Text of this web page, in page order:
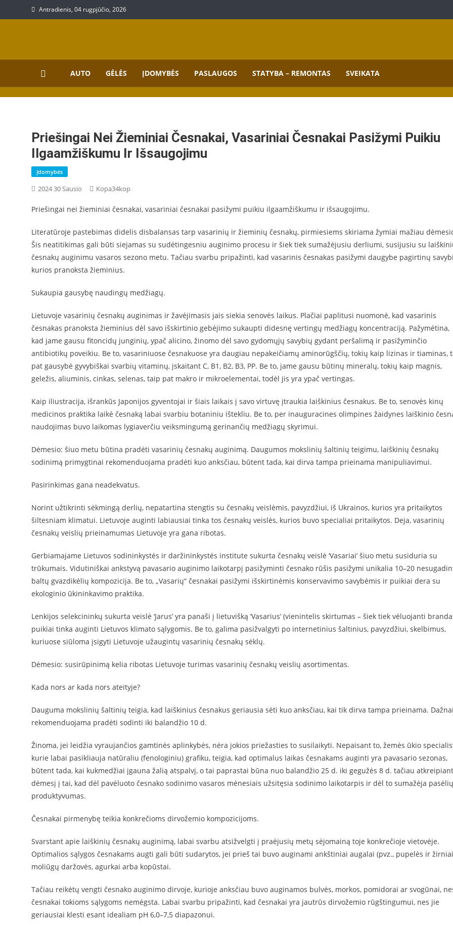
to
Antradienis, 04 rugpjūčio, 2026
AUTO GĖLĖS ĮDOMYBĖS PASLAUGOS STATYBA – REMONTAS SVEIKATA
Priešingai Nei Žieminiai Česnakai, Vasariniai Česnakai Pasižymi Puikiu
Ilgaamžiškumu Ir Išsaugojimu
Įdomybės
2024 30 Sausio Kopa34kop
Priešingai nei žieminiai česnakai, vasariniai česnakai pasižymi puikiu ilgaamžiškumu ir išsaugojimu.
Literatūroje pastebimas didelis disbalansas tarp vasarinių ir žieminių česnakų, pirmiesiems skiriama žymiai mažiau
Šis neatitikimas gali būti siejamas su sudėtingesniu auginimo procesu ir šiek tiek sumažėjusiu derliumi, susijusiu su
česnakų auginimu vasaros sezono metu. Tačiau svarbu pripažinti, kad vasarinis česnakas pasižymi daugybe pagirtinų
kurios pranoksta žieminius.
Sukaupia gausybę naudingų medžiagų.
Lietuvoje vasarinių česnakų auginimas ir žavėjimasis jais siekia senovės laikus. Plačiai paplitusi nuomonė, kad vasarinis
česnakas pranoksta žieminius dėl savo išskirtinio gebėjimo sukaupti didesnę vertingų medžiagų koncentraciją. Pažymėtina,
kad jame gausu fitoncidų junginių, ypač alicino, žinomo dėl savo gydomųjų savybių gydant peršalimą ir pasižyminčio
antibiotikų poveikiu. Be to, vasariniuose česnakuose yra daugiau nepakeičiamų aminorūgščių, tokių kaip lizinas ir tiaminas,
pat gausybė gyvybiškai svarbių vitaminų, įskaitant C, B1, B2, B3, PP. Be to, jame gausu būtinų mineralų, tokių kaip magnis,
geležis, aliuminis, cinkas, selenas, taip pat makro ir mikroelementai, todėl jis yra ypač vertingas.
Kaip iliustracija, išrankūs Japonijos gyventojai ir šiais laikais į savo virtuvę įtraukia laiškinius česnakus. Be to, senovės kinų
medicinos praktika laikė česnaką labai svarbiu botaniniu ištekliu. Be to, per inauguracines olimpines žaidynes laiškinio
naudojimas buvo laikomas lygiaverčiu veiksmingumą gerinančių medžiagų skyrimui.
Dėmesio: šiuo metu būtina pradėti vasarinių česnakų auginimą. Daugumos mokslinių šaltinių teigimu, laiškinių česnakų
sodinimą primygtinai rekomenduojama pradėti kuo anksčiau, būtent tada, kai dirva tampa prieinama manipuliavimui.
Pasirinkimas gana neadekvatus.
Norint užtikrinti sėkmingą derlių, nepatartina stengtis su česnakų veislėmis, pavyzdžiui, iš Ukrainos, kurios yra pritaikytos
šiltesniam klimatui. Lietuvoje auginti labiausiai tinka tos česnakų veislės, kurios buvo specialiai pritaikytos. Deja, vasarinių
česnakų veislių prieinamumas Lietuvoje yra gana ribotas.
Gerbiamajame Lietuvos sodininkystės ir daržininkystės institute sukurta česnakų veislė ‘Vasariai’ šiuo metu susiduria su
trūkumais. Vidutiniškai ankstyvą pavasario auginimo laikotarpį pasižyminti česnako rūšis pasižymi unikalia 10–20
baltų gvazdikėlių kompozicija. Be to, „Vasarių“ česnakai pasižymi išskirtinėmis konservavimo savybėmis ir puikiai dera su
ekologinio ūkininkavimo praktika.
Lenkijos selekcininkų sukurta veislė ‘Jarus’ yra panaši į lietuvišką ‘Vasarius’ (vienintelis skirtumas – šiek tiek vėluojanti
puikiai tinka auginti Lietuvos klimato sąlygomis. Be to, galima pasižvalgyti po internetinius šaltinius, pavyzdžiui, skelbimus,
kuriuose siūloma įsigyti Lietuvoje užaugintų vasarinių česnakų sėklų.
Dėmesio: susirūpinimą kelia ribotas Lietuvoje turimas vasarinių česnakų veislių asortimentas.
Kada nors ar kada nors ateityje?
Dauguma mokslinių šaltinių teigia, kad laiškinius česnakus geriausia sėti kuo anksčiau, kai tik dirva tampa prieinama. Dažnai
rekomenduojama pradėti sodinti iki balandžio 10 d.
Žinoma, jei leidžia vyraujančios gamtinės aplinkybės, nėra jokios priežasties to susilaikyti. Nepaisant to, žemės ūkio
kurie labai pasikliauja natūraliu (fenologiniu) grafiku, teigia, kad optimalus laikas česnakams auginti yra pavasario sezonas,
būtent tada, kai kukmedžiai įgauna žalią atspalvį, o tai paprastai būna nuo balandžio 25 d. iki gegužės 8 d. tačiau atkreipiant
dėmesį į tai, kad dėl pavėluoto česnako sodinimo vasaros mėnesiais užsitęsia sodinimo laikotarpis ir dėl to sumažėja pasėlių
produktyvumas.
Česnakai pirmenybę teikia konkrečioms dirvožemio kompozicijoms.
Svarstant apie laiškinių česnakų auginimą, labai svarbu atsižvelgti į praėjusių metų sėjomainą toje konkrečioje vietovėje.
Optimalios sąlygos česnakams augti gali būti sudarytos, jei prieš tai buvo auginami ankštiniai augalai (pvz., pupelės ir
moliūgų daržovės, agurkai arba kopūstai.
Tačiau reikėtų vengti česnako auginimo dirvoje, kurioje anksčiau buvo auginamos bulvės, morkos, pomidorai ar svogūnai,
česnakai tokioms sąlygoms nemėgsta. Labai svarbu pripažinti, kad česnakai yra jautrūs dirvožemio rūgštingumui, nes jie
geriausiai klesti esant idealiam pH 6,0–7,5 diapazonui.